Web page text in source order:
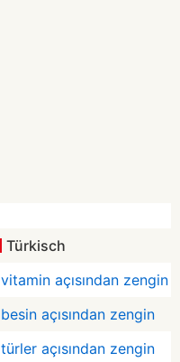
Türkisch
vitamin açısından zengin
besin açısından zengin
türler açısından zengin